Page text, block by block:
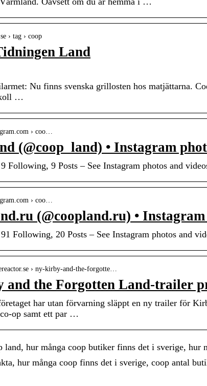
› tag › coop
Land
Nu finns svenska grillosten hos matjättarna.
…
› coo…
(@coop_land) • Instagram
Following, 9 Posts – See Instagram photos and
› coo…
(@coopland.ru) •
Following, 20 Posts – See Instagram photos and
› ny-kirby-and-the-forgotte…
and the Forgotten Land-trailer
har utan förvarning släppt en ny trailer för
op samt ett par …
land, hur många coop butiker finns det i sverige, hur
hur många coop finns det i sverige, coop antal